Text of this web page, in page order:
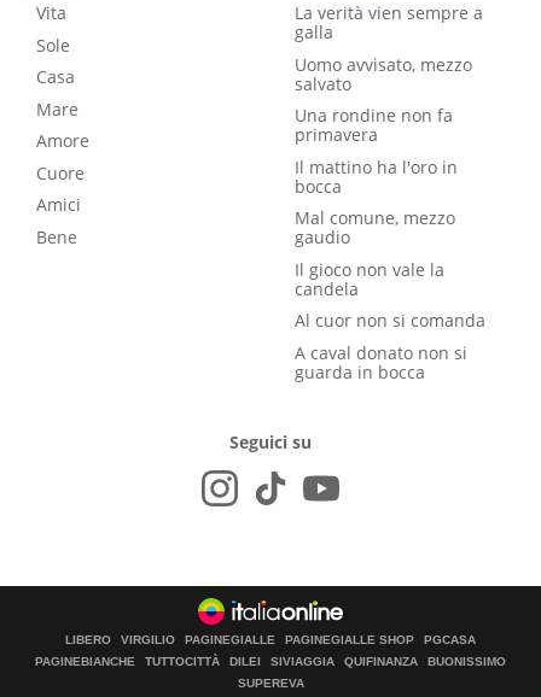
Vita
Sole
Casa
Mare
Amore
Cuore
Amici
Bene
La verità vien sempre a
galla
Uomo avvisato, mezzo
salvato
Una rondine non fa
primavera
Il mattino ha l'oro in
bocca
Mal comune, mezzo
gaudio
Il gioco non vale la
candela
Al cuor non si comanda
A caval donato non si
guarda in bocca
Seguici su
LIBERO VIRGILIO PAGINEGIALLE PAGINEGIALLE SHOP
PGCASA
PAGINEBIANCHE
TUTTOCITTÀ DILEI SIVIAGGIA QUIFINANZA
BUONISSIMO
SUPEREVA